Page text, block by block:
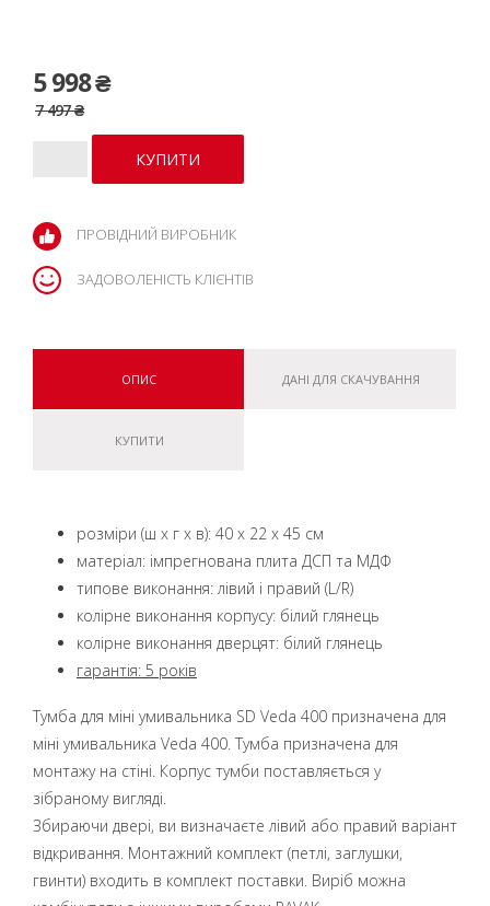
5 998 ₴
7 497 ₴
ПРОВІДНИЙ ВИРОБНИК
ЗАДОВОЛЕНІСТЬ КЛІЄНТІВ
ОПИС ДАНІ ДЛЯ СКАЧУВАННЯ
КУПИТИ
розміри (ш x г x в): 40 x 22 x 45 см
матеріал: імпрегнована плита ДСП та МДФ
типове виконання: лівий і правий (L/R)
колірне виконання корпусу: білий глянець
колірне виконання дверцят: білий глянець
гарантія: 5 років
Тумба для міні умивальника SD Veda 400 призначена для
міні умивальника Veda 400. Тумба призначена для
монтажу на стіні. Корпус тумби поставляється у
зібраному вигляді.
Збираючи двері, ви визначаєте лівий або правий варіант
відкривання. Монтажний комплект (петлі, заглушки,
гвинти) входить в комплект поставки. Виріб можна